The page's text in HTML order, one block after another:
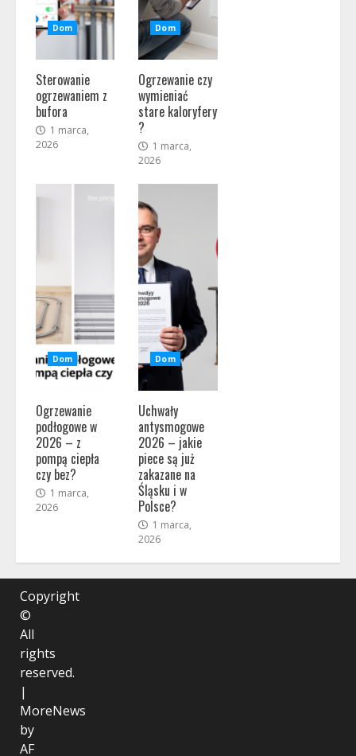
Dom
Sterowanie
ogrzewaniem z
bufora
1 marca,
2026
Dom
Ogrzewanie czy
wymieniać
stare kaloryfery
?
1 marca,
2026
Dom
Ogrzewanie
podłogowe w
2026 – z
pompą ciepła
czy bez?
1 marca,
2026
Dom
Uchwały
antysmogowe
2026 – jakie
piece są już
zakazane na
Śląsku i w
Polsce?
1 marca,
2026
Copyright
©
All
rights
reserved.
|
MoreNews
by
AF